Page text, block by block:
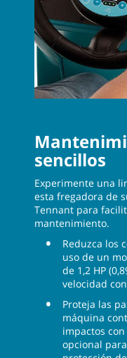
sencillos
Experimente una
esta fregadora de
Tennant para
mantenimiento.
Reduzca los
uso de un
de 1,2 HP
velocidad
Proteja las
máquina
impactos
opcional